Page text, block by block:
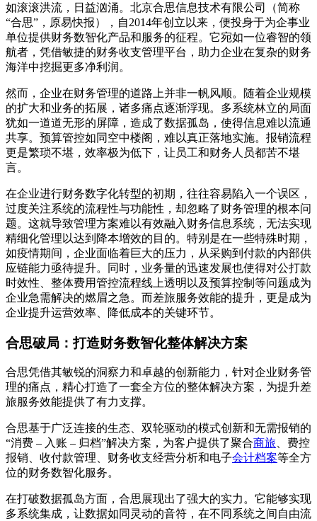
如滚滚洪流，日益汹涌。北京合思信息技术有限公司（简称
“合思”，原易快报），自2014年创立以来，便投身于为企事业
单位提供财务数智化产品和服务的征程。它宛如一位睿智的领
航者，凭借敏捷的财务收支管理平台，助力企业在复杂的财务
海洋中挖掘更多净利润。
然而，企业在财务管理的道路上并非一帆风顺。随着企业规模
的扩大和业务的拓展，诸多痛点逐渐浮现。多系统林立的局面
犹如一道道无形的屏障，造成了数据孤岛，使得信息难以流通
共享。预算管控如同空中楼阁，难以真正落地实施。报销流程
更是繁琐不堪，效率极为低下，让员工和财务人员都苦不堪
言。
在企业进行财务数字化转型的初期，往往容易陷入一个误区，
过度关注系统的流程性与功能性，却忽略了财务管理的根本问
题。这就导致管理方案难以有效融入财务信息系统，无法实现
精细化管理以达到降本增效的目的。特别是在一些特殊时期，
如疫情期间，企业面临着巨大的压力，从采购到付款的内部供
应链能力亟待提升。同时，业务量的迅速发展也使得对公打款
时效性、整体费用管控流程线上透明以及预算控制等问题成为
企业急需解决的燃眉之急。而差旅服务效能的提升，更是成为
企业提升运营效率、降低成本的关键环节。
合思破局：打造财务数智化整体解决方案
合思凭借其敏锐的洞察力和卓越的创新能力，针对企业财务管
理的痛点，精心打造了一套全方位的整体解决方案，为提升差
旅服务效能提供了有力支撑。
合思基于广泛连接的生态、双轮驱动的模式创新和无需报销的
“消费 – 入账 – 归档”解决方案，为客户提供了聚合商旅 、费控
报销、收付款管理、财务收支经营分析和电子会计档案等全方
位的财务数智化服务。
在打破数据孤岛方面，合思展现出了强大的实力。它能够实现
多系统集成，让数据如同灵动的音符，在不同系统之间自由流